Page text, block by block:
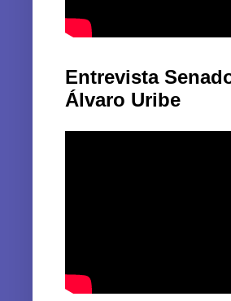
Entrevista
Álvaro Uribe